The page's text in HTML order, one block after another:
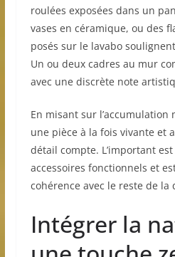
roulées exposées dans un
vases en céramique, ou des
posés sur le lavabo
Un ou deux cadres au mur
avec une discrète note
En misant sur
une pièce à la fois vivante et
détail compte. L’important
accessoires fonctionnels et
cohérence avec le reste de la
Intégrer la